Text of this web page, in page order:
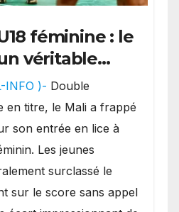
féminine : le
véritable
et inflige
au
INFO )- Double
en titre, le Mali a frappé
son entrée en lice à
Les jeunes
surclassé le
sur le score sans appel